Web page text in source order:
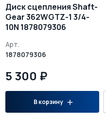
Диск сцепления Shaft-
Gear 362WGTZ-1 3/4-
10N 1878079306
Арт.
1878079306
5 300 ₽
В корзину